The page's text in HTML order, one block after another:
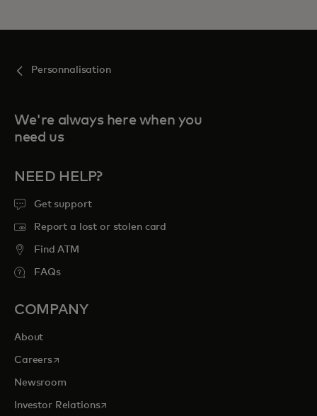
Personnalisation
We're always here when you
need us
NEED HELP?
Get support
Report a lost or stolen card
Find ATM
FAQs
COMPANY
About
Careerss’ouvre dans un nouvel onglet
Newsroom
Investor Relationss’ouvre dans un nouvel onglet